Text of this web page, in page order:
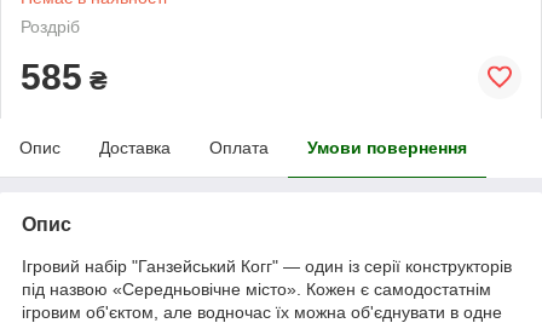
Роздріб
585 ₴
Опис Доставка Оплата Умови повернення
Опис
Ігровий набір "Ганзейський Когг" — один із серії конструкторів
під назвою «Середньовічне місто». Кожен є самодостатнім
ігровим об'єктом, але водночас їх можна об'єднувати в одне